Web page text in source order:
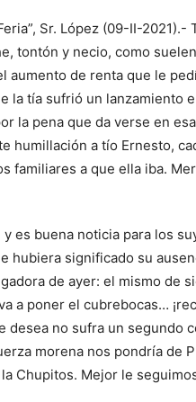
Sr. López (09-II-
tontón y necio, como
aumento de renta que le
la tía sufrió un lanzamiento
la pena que da verse en
humillación a tío Ernesto,
familiares a que ella iba.
es buena noticia para los
hubiera significado su
de ayer: el mismo de
a poner el cubrebocas…
desea no sufra un segundo
morena nos pondría de
la Chupitos. Mejor le